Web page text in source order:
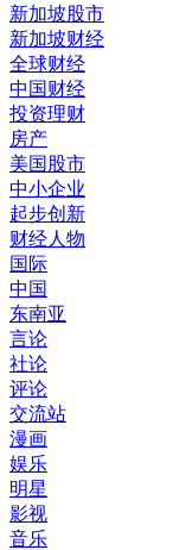
新加坡股市
新加坡财经
全球财经
中国财经
投资理财
房产
美国股市
中小企业
起步创新
财经人物
国际
中国
东南亚
言论
社论
评论
交流站
漫画
娱乐
明星
影视
音乐